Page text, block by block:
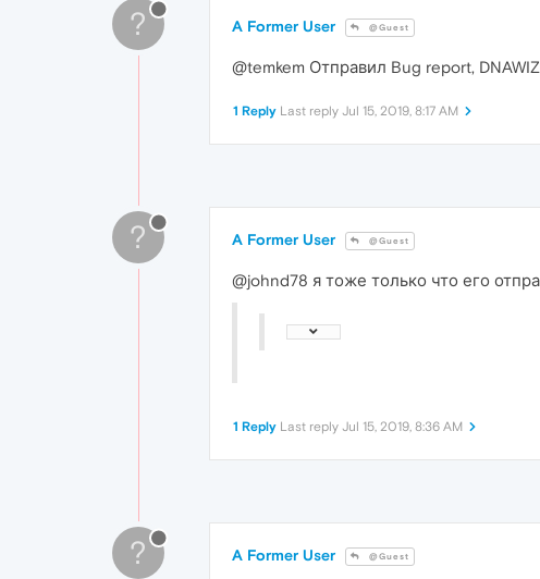
? A Former User @Guest
@temkem Отправил Bug report,
1 Reply Last reply Jul 15, 2019, 8:17 AM
? A Former User @Guest
@johnd78 я тоже только что его
1 Reply Last reply Jul 15, 2019, 8:36 AM
? A Former User @Guest